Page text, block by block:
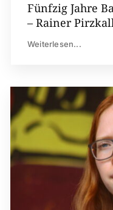
Fünfzig Jahre
– Rainer
Weiterlesen...